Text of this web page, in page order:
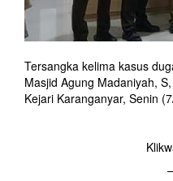
Tersangka kelima kasus
Masjid Agung Madaniyah,
Kejari Karanganyar, Senin